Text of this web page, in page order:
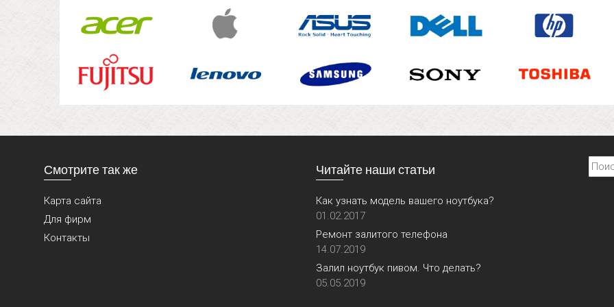
Смотрите так же
Карта сайта
Для фирм
Контакты
Читайте наши статьи
Как узнать модель вашего ноутбука?
01.02.2017
Ремонт залитого телефона
14.07.2019
Залил ноутбук пивом. Что делать?
05.05.2019